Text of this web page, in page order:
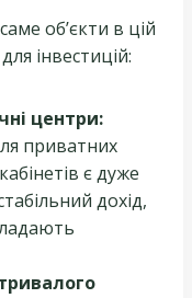
об’єкти в цій
інвестицій:
центри:
приватних
є дуже
дохід,